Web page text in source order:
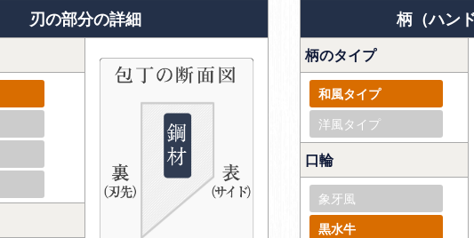
刃の部分の詳細 柄（ハン
柄のタイプ
和風タイプ
洋風タイプ
口輪
象牙風
黒水牛